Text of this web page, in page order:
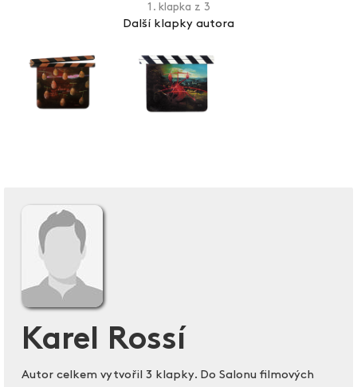
1. klapka z 3
Další klapky autora
Karel Rossí
Autor celkem vytvořil 3 klapky. Do Salonu filmových